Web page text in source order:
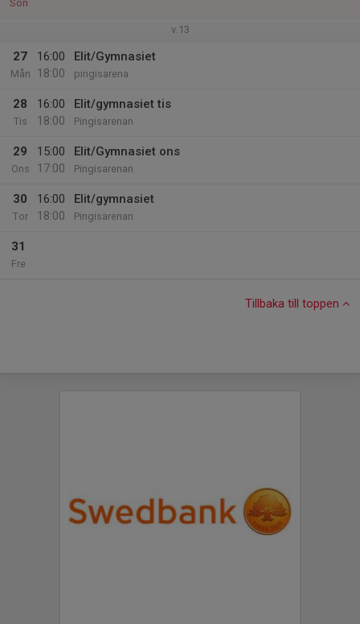
Sön
v.13
27
Mån
16:00
18:00
Elit/Gymnasiet
pingisarena
28
Tis
16:00
18:00
Elit/gymnasiet tis
Pingisarenan
29
Ons
15:00
17:00
Elit/Gymnasiet ons
Pingisarenan
30
Tor
16:00
18:00
Elit/gymnasiet
Pingisarenan
31
Fre
Tillbaka till toppen